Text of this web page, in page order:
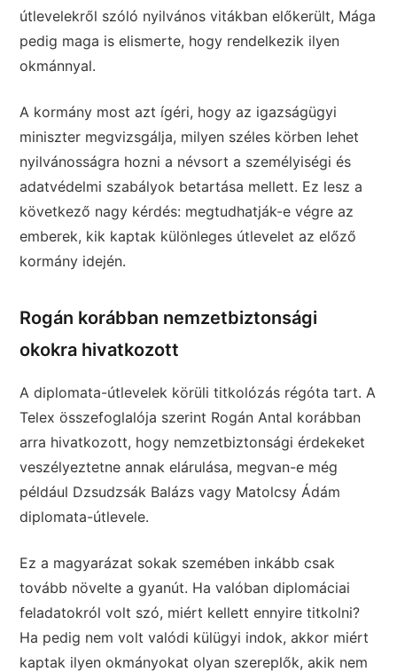
útlevelekről szóló nyilvános vitákban előkerült, Mága
pedig maga is elismerte, hogy rendelkezik ilyen
okmánnyal.
A kormány most azt ígéri, hogy az igazságügyi
miniszter megvizsgálja, milyen széles körben lehet
nyilvánosságra hozni a névsort a személyiségi és
adatvédelmi szabályok betartása mellett. Ez lesz a
következő nagy kérdés: megtudhatják-e végre az
emberek, kik kaptak különleges útlevelet az előző
kormány idején.
Rogán korábban nemzetbiztonsági
okokra hivatkozott
A diplomata-útlevelek körüli titkolózás régóta tart. A
Telex összefoglalója szerint Rogán Antal korábban
arra hivatkozott, hogy nemzetbiztonsági érdekeket
veszélyeztetne annak elárulása, megvan-e még
például Dzsudzsák Balázs vagy Matolcsy Ádám
diplomata-útlevele.
Ez a magyarázat sokak szemében inkább csak
tovább növelte a gyanút. Ha valóban diplomáciai
feladatokról volt szó, miért kellett ennyire titkolni?
Ha pedig nem volt valódi külügyi indok, akkor miért
kaptak ilyen okmányokat olyan szereplők, akik nem